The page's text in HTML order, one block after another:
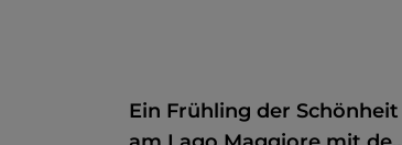
Ein Frühling der Schönheit